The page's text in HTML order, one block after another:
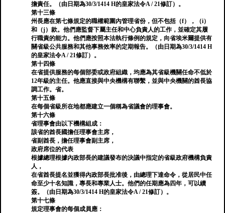
擔責任。（由日期為30/3/1414 H的皇家法令A / 21修訂）。
第十三條
州長應在第七條規定的職權範圍內管理省份，但不包括（f），（i）
和（j）款。他們應監督下屬主任和中心負責人的工作，並確定其履
行職責的能力。他們應按照本法執行條例的規定，向省埃米爾提供有
關省級公共服務和其他事務效率的定期報告。（由日期為30/3/1414 H
的皇家法令A / 21修訂）。
第十四條
在省提供服務的每個部委或政府組織，均應為其省級機關任命不低於
12年級的主任。他應直接與中央機構有聯繫，並與中央機關的酋長協
調工作。省。
第十五條
在每個省級所在地都應建立一個稱為省議會的理事會。
第十六條
省理事會由以下機構組成：
該省的酋長國擔任理事會主席，
省副酋長，擔任理事會副主席，
政府席位的代表
根據總理根據內政部長的建議發布的決議中指定的省級政府機構負責
人，
在省酋長提名並獲得內政部長批准後，由總理下達命令，從居民中任
命至少十名知識，專長和專業人士。他們的任期應為四年，可以續
簽。（由日期為30/3/1414 H的皇家法令A / 21修訂）。
第十七條
規定理事會的每個成員應：